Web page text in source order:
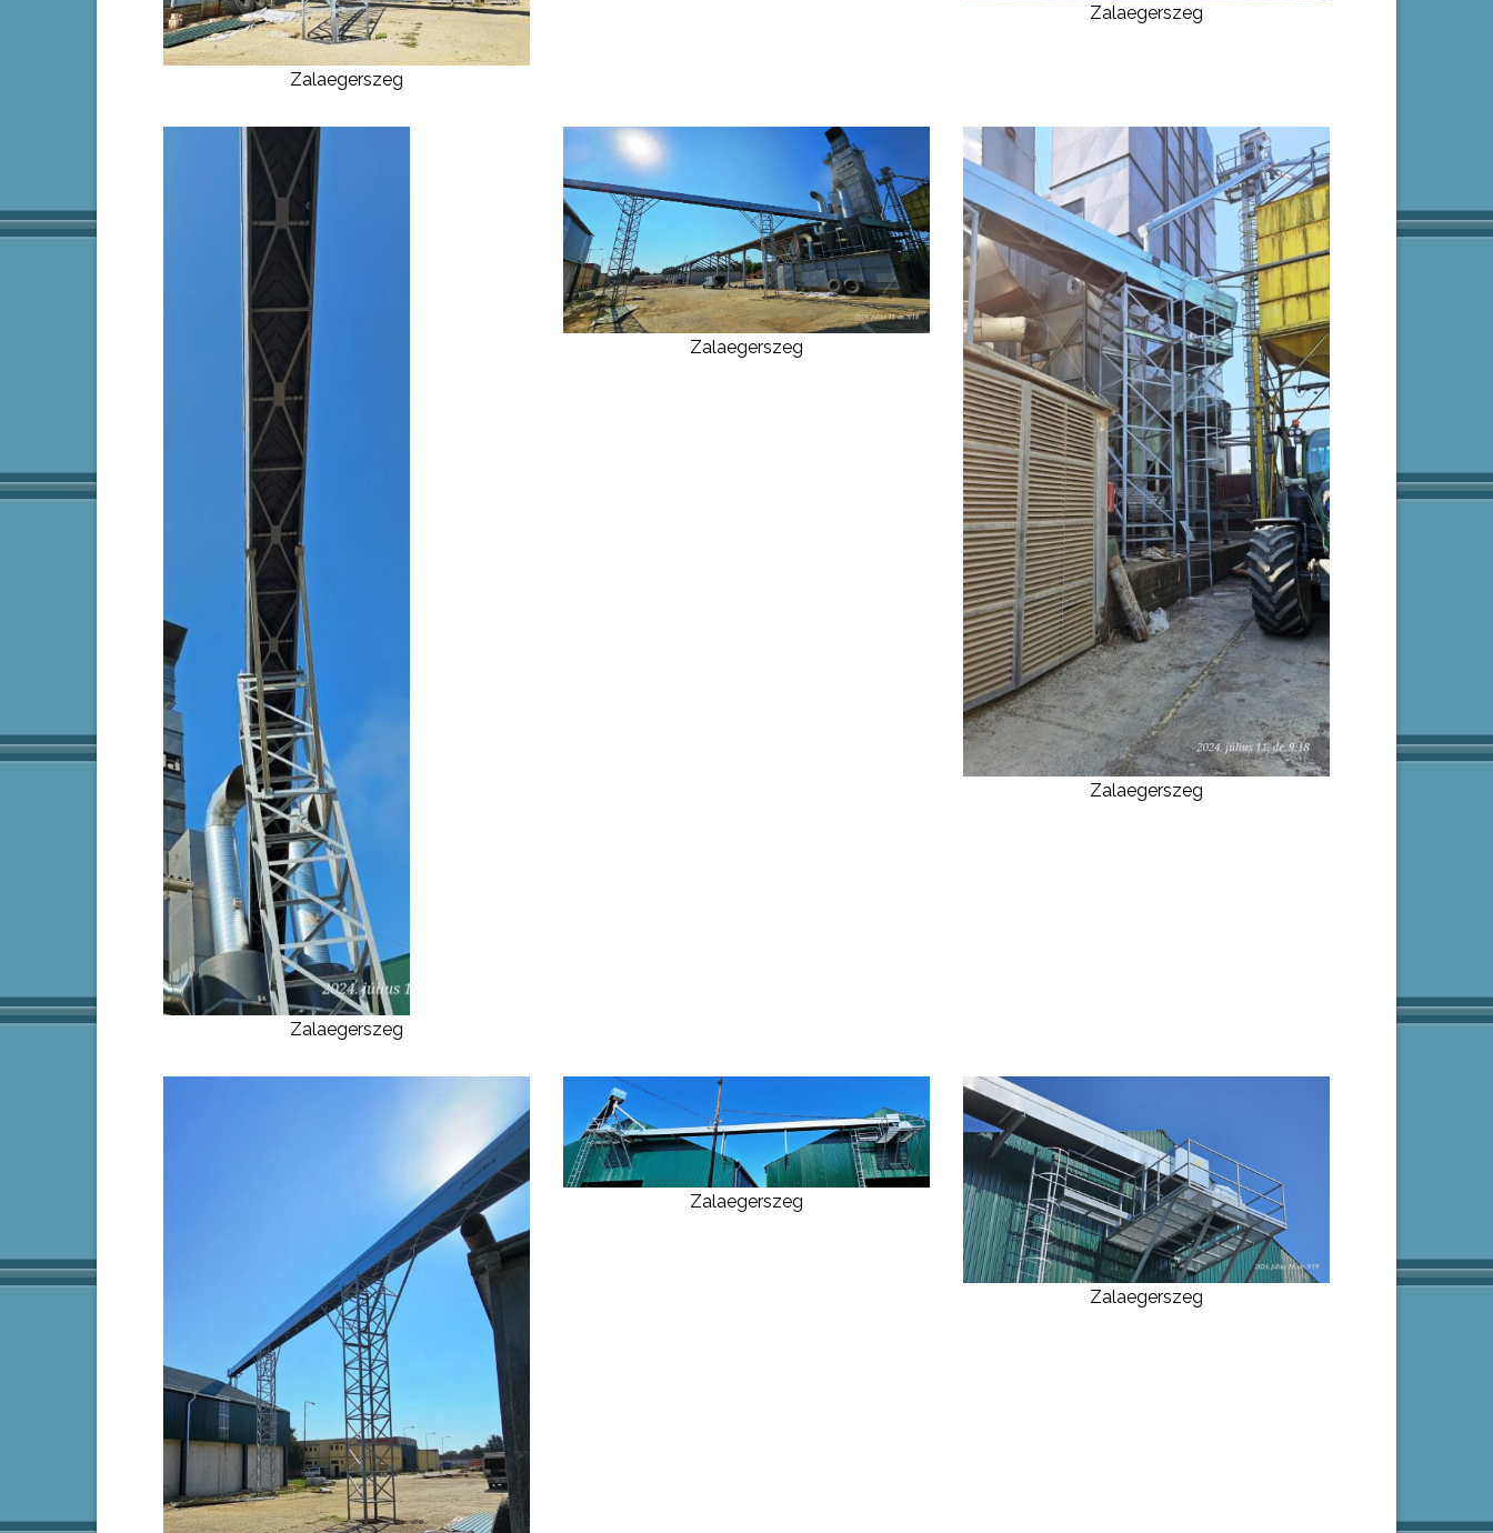
Zalaegerszeg
Zalaegerszeg
Zalaegerszeg
Zalaegerszeg
Zalaegerszeg
Zalaegerszeg
Zalaegerszeg